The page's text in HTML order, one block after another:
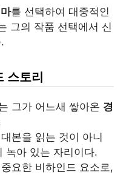
를 선택하여 대중적인
그의 작품 선택에서 신
스토리
그가 어느새 쌓아온 경
본을 읽는 것이 아니
녹아 있는 자리이다.
요한 비하인드 요소로,